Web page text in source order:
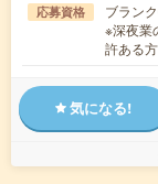
応募資格
ブラン
※深夜業
許ある
気になる!